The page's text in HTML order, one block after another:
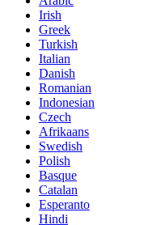
Irish
Greek
Turkish
Italian
Danish
Romanian
Indonesian
Czech
Afrikaans
Swedish
Polish
Basque
Catalan
Esperanto
Hindi